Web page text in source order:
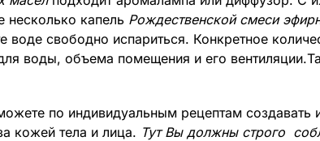
несколько капель Рождественской смеси
свободно испариться. Конкретное
воды, объема помещения и его
по индивидуальным рецептам создавать
кожей тела и лица. Тут Вы должны строго